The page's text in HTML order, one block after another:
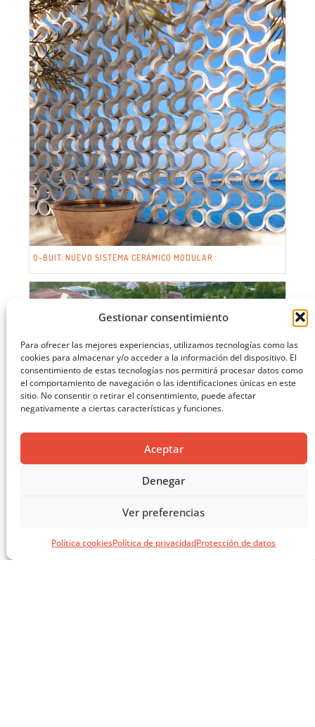
Gestionar consentimiento
Para ofrecer las mejores experiencias, utilizamos tecnologías como las
cookies para almacenar y/o acceder a la información del dispositivo. El
consentimiento de estas tecnologías nos permitirá procesar datos como
el comportamiento de navegación o las identificaciones únicas en este
sitio. No consentir o retirar el consentimiento, puede afectar
negativamente a ciertas características y funciones.
Aceptar
Denegar
Ver preferencias
Política cookiesPolítica de privacidadProtección de datos
O-BUIT: NUEVO SISTEMA CERÁMICO MODULAR
EL LIBRO VERDE DE SOLUCIONES CONSTRUCTIVAS